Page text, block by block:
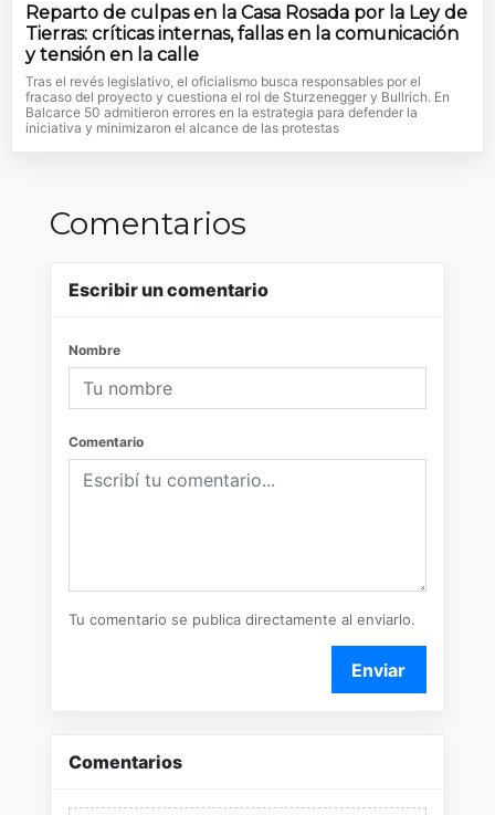
Reparto de culpas en la Casa Rosada por la Ley de
Tierras: críticas internas, fallas en la comunicación
y tensión en la calle
Tras el revés legislativo, el oficialismo busca responsables por el
fracaso del proyecto y cuestiona el rol de Sturzenegger y Bullrich. En
Balcarce 50 admitieron errores en la estrategia para defender la
iniciativa y minimizaron el alcance de las protestas
Comentarios
Escribir un comentario
Nombre
Comentario
Tu comentario se publica directamente al enviarlo.
Enviar
Comentarios